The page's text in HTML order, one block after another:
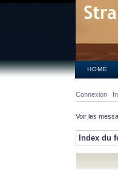
HOME
Connexion
Voir les
Index du